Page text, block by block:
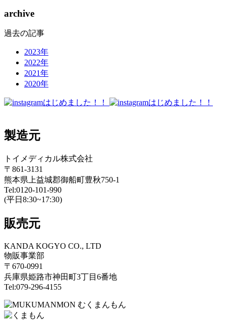
archive
過去の記事
2023年
2022年
2021年
2020年
製造元
トイメディカル株式会社
〒861-3131
熊本県上益城郡御船町豊秋750-1
Tel:0120-101-990
(平日8:30~17:30)
販売元
KANDA KOGYO CO., LTD
物販事業部
〒670-0991
兵庫県姫路市神田町3丁目6番地
Tel:079-296-4155